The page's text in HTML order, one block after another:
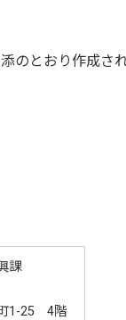
のとおり作成さ
課
1-25 4階